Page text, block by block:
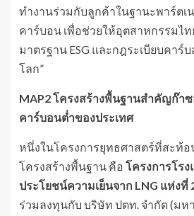
ทำงานร่วมกับลูกค้าในฐานะพาร์ตเ
คาร์บอน เพื่อช่วยให้อุตสาหกรรมไ
มาตรฐาน ESG และกฎระเบียบคา
โลก”
MAP2โครงสร้างพื้นฐานสำคัญก๊า
คาร์บอนต่ำของประเทศ
หนึ่งในโครงการยุทธศาสตร์ที่สะท้อ
โครงสร้างพื้นฐาน คือ โครงการโร
ประโยชน์ความเย็นจาก LNG แห่งที่
ร่วมลงทุนกับ บริษัท ปตท. จำกัด (มห